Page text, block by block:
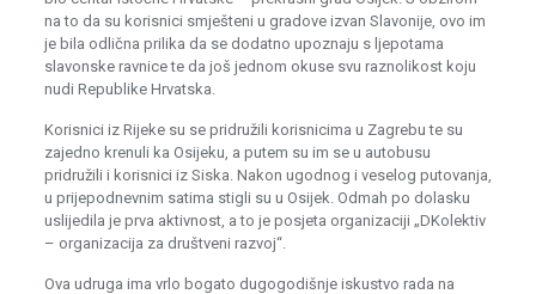
na to da su korisnici smješteni u gradove izvan Slavonije, ovo im
je bila odlična prilika da se dodatno upoznaju s ljepotama
slavonske ravnice te da još jednom okuse svu raznolikost koju
nudi Republike Hrvatska.
Korisnici iz Rijeke su se pridružili korisnicima u Zagrebu te su
zajedno krenuli ka Osijeku, a putem su im se u autobusu
pridružili i korisnici iz Siska. Nakon ugodnog i veselog putovanja,
u prijepodnevnim satima stigli su u Osijek. Odmah po dolasku
uslijedila je prva aktivnost, a to je posjeta organizaciji „DKolektiv
– organizacija za društveni razvoj“.
Ova udruga ima vrlo bogato dugogodišnje iskustvo rada na